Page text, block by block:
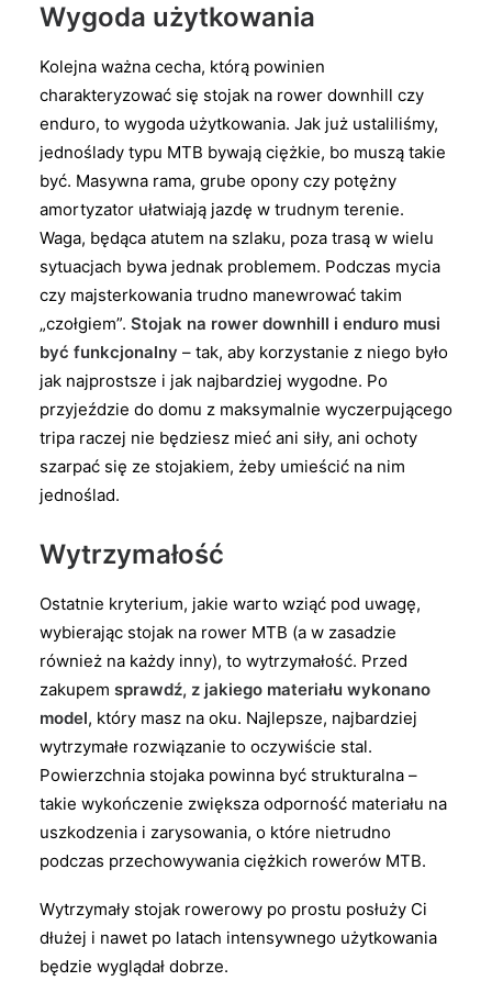
Wygoda użytkowania
Kolejna ważna cecha, którą powinien
charakteryzować się stojak na rower downhill czy
enduro, to wygoda użytkowania. Jak już ustaliliśmy,
jednoślady typu MTB bywają ciężkie, bo muszą takie
być. Masywna rama, grube opony czy potężny
amortyzator ułatwiają jazdę w trudnym terenie.
Waga, będąca atutem na szlaku, poza trasą w wielu
sytuacjach bywa jednak problemem. Podczas mycia
czy majsterkowania trudno manewrować takim
„czołgiem”. Stojak na rower downhill i enduro musi
być funkcjonalny – tak, aby korzystanie z niego było
jak najprostsze i jak najbardziej wygodne. Po
przyjeździe do domu z maksymalnie wyczerpującego
tripa raczej nie będziesz mieć ani siły, ani ochoty
szarpać się ze stojakiem, żeby umieścić na nim
jednoślad.
Wytrzymałość
Ostatnie kryterium, jakie warto wziąć pod uwagę,
wybierając stojak na rower MTB (a w zasadzie
również na każdy inny), to wytrzymałość. Przed
zakupem sprawdź, z jakiego materiału wykonano
model, który masz na oku. Najlepsze, najbardziej
wytrzymałe rozwiązanie to oczywiście stal.
Powierzchnia stojaka powinna być strukturalna –
takie wykończenie zwiększa odporność materiału na
uszkodzenia i zarysowania, o które nietrudno
podczas przechowywania ciężkich rowerów MTB.
Wytrzymały stojak rowerowy po prostu posłuży Ci
dłużej i nawet po latach intensywnego użytkowania
będzie wyglądał dobrze.